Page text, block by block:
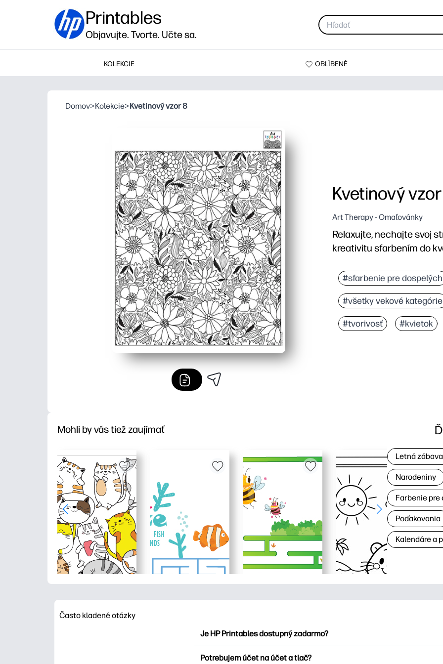
Printables
Objavujte. Tvorte. Učte sa.
KOLEKCIE OBLÍBENÉ
Domov>Kolekcie>Kvetinový vzor 8
Kvetinový
Art Therapy - Omaľovánky
Relaxujte, nechajte svoj
kreativitu sfarbením do
Print-and-Go - získate
Vy a ostatní zostanete
Vytvoríte jemnú
Používajte ho
#sfarbenie pre dospelých
#všetky vekové kategórie
#tvorivosť #kvietok
Mohli by vás tiež zaujímať
Letná zábava
Narodeniny
Farbenie pre
Poďakovania
Kalendáre a
Často kladené otázky
Je HP Printables dostupný zadarmo?
Potrebujem účet na účet a tlač?